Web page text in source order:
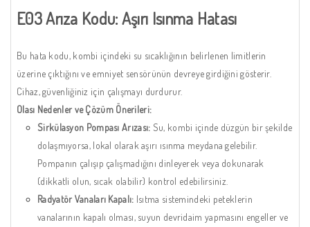
E03 Arıza Kodu: Aşırı Isınma Hatası
Bu hata kodu, kombi içindeki su sıcaklığının belirlenen limitlerin
üzerine çıktığını ve emniyet sensörünün devreye girdiğini gösterir.
Cihaz, güvenliğiniz için çalışmayı durdurur.
Olası Nedenler ve Çözüm Önerileri:
Sirkülasyon Pompası Arızası: Su, kombi içinde düzgün bir şekilde
dolaşmıyorsa, lokal olarak aşırı ısınma meydana gelebilir.
Pompanın çalışıp çalışmadığını dinleyerek veya dokunarak
(dikkatli olun, sıcak olabilir) kontrol edebilirsiniz.
Radyatör Vanaları Kapalı: Isıtma sistemindeki peteklerin
vanalarının kapalı olması, suyun devridaim yapmasını engeller ve